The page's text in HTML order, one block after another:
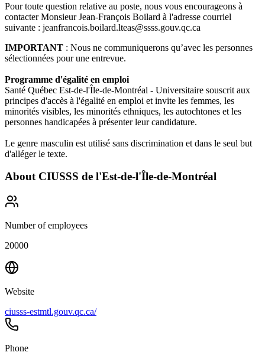
Pour toute question relative au poste, nous vous encourageons à
contacter Monsieur Jean-François Boilard à l'adresse courriel
suivante : jeanfrancois.boilard.lteas@ssss.gouv.qc.ca
IMPORTANT : Nous ne communiquerons qu’avec les personnes
sélectionnées pour une entrevue.
Programme d'égalité en emploi
Santé Québec Est-de-l'Île-de-Montréal - Universitaire souscrit aux
principes d'accès à l'égalité en emploi et invite les femmes, les
minorités visibles, les minorités ethniques, les autochtones et les
personnes handicapées à présenter leur candidature.
Le genre masculin est utilisé sans discrimination et dans le seul but
d'alléger le texte.
About CIUSSS de l'Est-de-l'Île-de-Montréal
Number of employees
20000
Website
ciusss-estmtl.gouv.qc.ca/
Phone